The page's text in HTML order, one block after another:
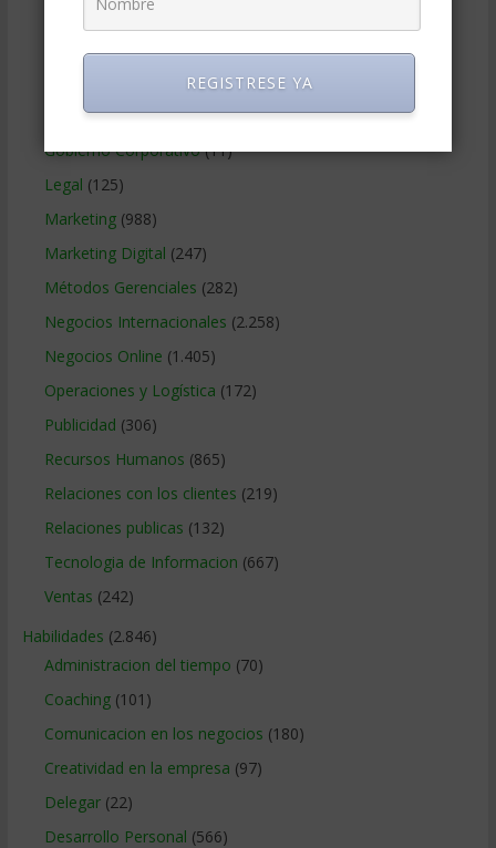
Educacion Gerencial
Finanzas Corporativas(748)
Gerencia social y ambiental(223)
Gobierno Corporativo(11)
Legal (125)
Marketing(988)
Marketing Digital (247)
Métodos Gerenciales (282)
Negocios Internacionales (2.258)
Negocios Online (1.405)
Operaciones y Logística (172)
Publicidad (306)
Recursos Humanos (865)
Relaciones con los clientes (219)
Relaciones publicas (132)
Tecnologia de Informacion (667)
Ventas (242)
Habilidades (2.846)
Administracion del tiempo (70)
Coaching(101)
Comunicacion en los negocios (180)
Creatividad en la empresa (97)
Delegar(22)
Desarrollo Personal (566)
REGISTRESE YA